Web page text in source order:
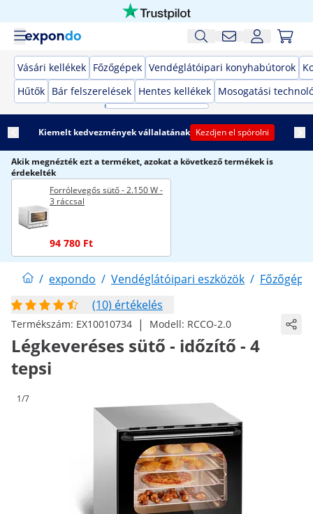
Vásári kellékek Főzőgépek Vendéglátóipari konyhabútorok
Hűtők Bár felszerelések Hentes kellékek Mosogatási
Kiemelt kedvezmények vállalatának Kezdjen el spórolni
Akik megnézték ezt a terméket, azokat a következő termékek is
érdekelték
Forrólevegős sütő - 2.150 W -
3 ráccsal
94 780 Ft
/ expondo / Vendéglátóipari eszközök /
(10) értékelés
Termékszám: EX10010734 | Modell: RCCO-2.0
Légkeveréses sütő - időzítő - 4
tepsi
1/7